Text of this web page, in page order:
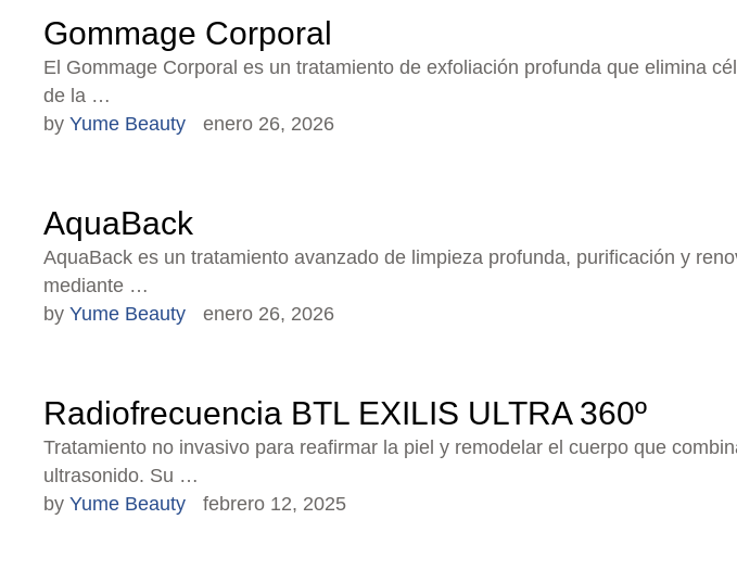
Gommage Corporal
El Gommage Corporal es un tratamiento de exfoliación profunda que elimina
de la …
by Yume Beauty enero 26, 2026
AquaBack
AquaBack es un tratamiento avanzado de limpieza profunda, purificación y
mediante …
by Yume Beauty enero 26, 2026
Radiofrecuencia BTL EXILIS ULTRA 360º
Tratamiento no invasivo para reafirmar la piel y remodelar el cuerpo que
ultrasonido. Su …
by Yume Beauty febrero 12, 2025